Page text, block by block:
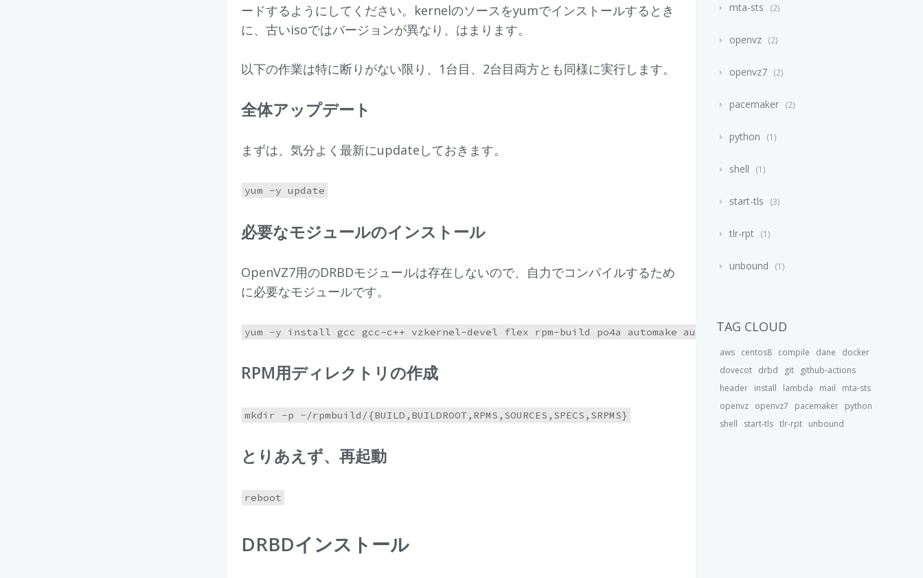
ードするようにしてください。kernelのソースをyumでインストールするとき
に、古いisoではバージョンが異なり、はまります。
以下の作業は特に断りがない限り、1台目、2台目両方とも同様に実行します。
全体アップデート
まずは、気分よく最新にupdateしておきます。
必要なモジュールのインストール
OpenVZ7用のDRBDモジュールは存在しないので、自力でコンパイルするため
に必要なモジュールです。
yum -y install gcc gcc-c++ vzkernel-devel flex rpm-build po4a automake autoconf
RPM用ディレクトリの作成
とりあえず、再起動
DRBDインストール
mta-sts 2
openvz 2
openvz7 2
pacemaker 2
python 1
shell 1
start-tls 3
tlr-rpt 1
unbound 1
TAG CLOUD
aws centos8 compile dane
docker
dovecot drbd git
github-actions
header install lambda mail
mta-sts
openvz openvz7 pacemaker python
shell
start-tls tlr-rpt unbound